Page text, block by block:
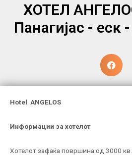
ХОТЕЛ
Панагијас - еск
Hotel ANGELOS
Информации за хотелот
Хотелот зафаќа површина од 3000